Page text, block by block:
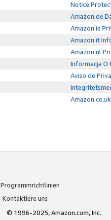
Amazon.de
Amazon.ie
Amazon.it
Amazon.nl
Informacja O
Aviso de
Programmrichtlinien
Kontaktiere uns
© 1996-2025, Amazon.com, Inc.